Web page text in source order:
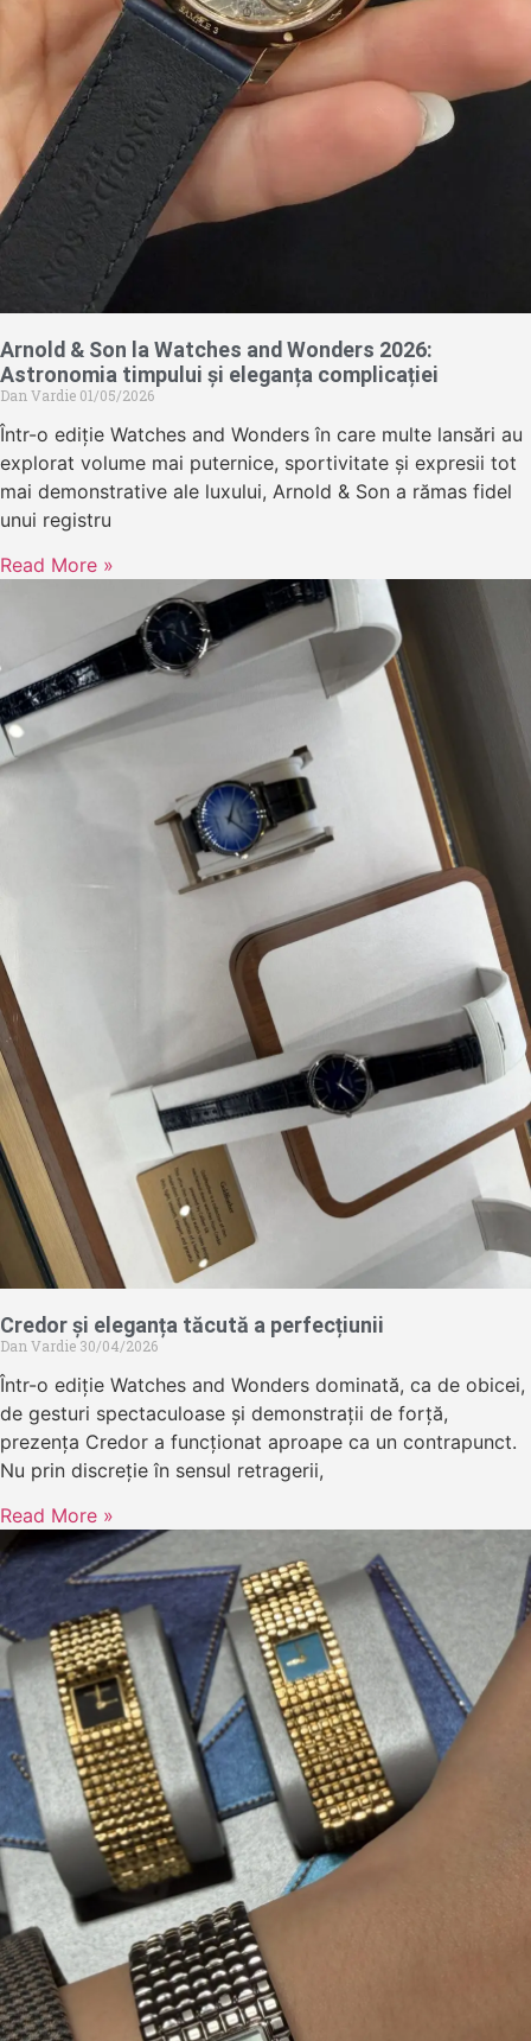
Arnold & Son la Watches and Wonders 2026:
Astronomia timpului și eleganța complicației
Dan Vardie 01/05/2026
Într-o ediție Watches and Wonders în care multe lansări au
explorat volume mai puternice, sportivitate și expresii tot
mai demonstrative ale luxului, Arnold & Son a rămas fidel
unui registru
Read More »
Credor și eleganța tăcută a perfecțiunii
Dan Vardie 30/04/2026
Într-o ediție Watches and Wonders dominată, ca de obicei,
de gesturi spectaculoase și demonstrații de forță,
prezența Credor a funcționat aproape ca un contrapunct.
Nu prin discreție în sensul retragerii,
Read More »